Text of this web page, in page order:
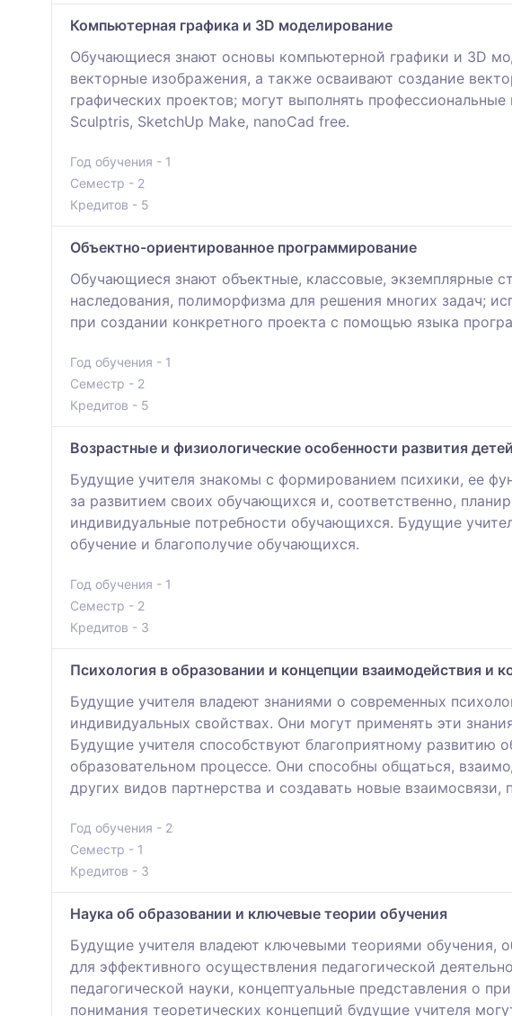
Компьютерная графика и 3D моделирование
Обучающиеся знают основы компьютерной графики и 3D
векторные изображения, а также осваивают создание
графических проектов; могут выполнять
Sculptris, SketchUp Make, nanoCad free.
Год обучения - 1
Семестр - 2
Кредитов - 5
Объектно-ориентированное программирование
Обучающиеся знают объектные, классовые, экземплярные
наследования, полиморфизма для решения многих задач;
при создании конкретного проекта с помощью языка
Год обучения - 1
Семестр - 2
Кредитов - 5
Возрастные и физиологические особенности развития детей
Будущие учителя знакомы с формированием психики, ее
за развитием своих обучающихся и, соответственно,
индивидуальные потребности обучающихся. Будущие
обучение и благополучие обучающихся.
Год обучения - 1
Семестр - 2
Кредитов - 3
Психология в образовании и концепции взаимодействия и
Будущие учителя владеют знаниями о современных
индивидуальных свойствах. Они могут применять эти
Будущие учителя способствуют благоприятному
образовательном процессе. Они способны общаться,
других видов партнерства и создавать новые
Год обучения - 2
Семестр - 1
Кредитов - 3
Наука об образовании и ключевые теории обучения
Будущие учителя владеют ключевыми теориями обучения,
для эффективного осуществления педагогической
педагогической науки, концептуальные представления о
понимания теоретических концепций будущие учителя